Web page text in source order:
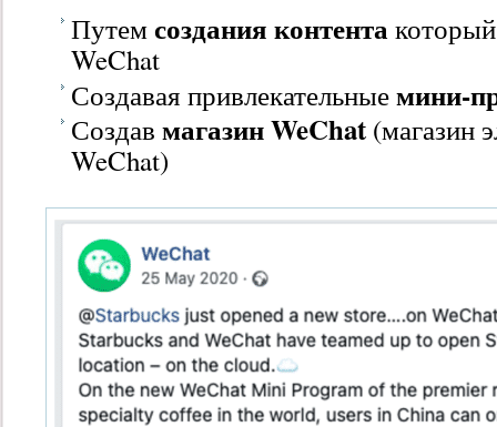
Путемсоздания контента
WeChat
Создавая привлекательныемини-
Создав магазин WeChat (магазин
WeChat)